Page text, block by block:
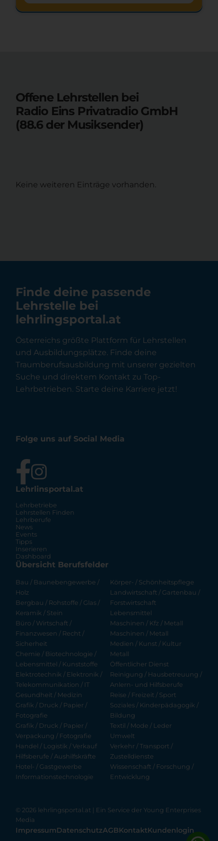
Offene Lehrstellen bei
Radio Eins Privatradio GmbH
(88.6 der Musiksender)
Keine weiteren Einträge vorhanden.
Finde deine passende
Lehrstelle bei
lehrlingsportal.at
Österreichs größte Plattform für Lehrstellen
und Ausbildungsplätze. Finde deine
Traumberufsausbildung mit unserer gezielten
Suche und direktem Kontakt zu Top-
Lehrbetrieben. Starte deine Karriere jetzt!
Folge uns auf Social Media
Lehrlinsportal.at
Lehrbetriebe
Lehrstellen Finden
Lehrberufe
News
Events
Tipps
Inserieren
Dashboard
Übersicht Berufsfelder
Bau / Baunebengewerbe /
Holz
Bergbau / Rohstoffe / Glas /
Keramik / Stein
Büro / Wirtschaft /
Finanzwesen / Recht /
Sicherheit
Chemie / Biotechnologie /
Lebensmittel / Kunststoffe
Elektrotechnik / Elektronik /
Telekommunikation / IT
Gesundheit / Medizin
Grafik / Druck / Papier /
Fotografie
Grafik / Druck / Papier /
Verpackung / Fotografie
Handel / Logistik / Verkauf
Hilfsberufe / Aushilfskräfte
Hotel- / Gastgewerbe
Informationstechnologie
Körper- / Schönheitspflege
Landwirtschaft / Gartenbau /
Forstwirtschaft
Lebensmittel
Maschinen / Kfz / Metall
Maschinen / Metall
Medien / Kunst / Kultur
Metall
Öffentlicher Dienst
Reinigung / Hausbetreuung /
Anlern- und Hilfsberufe
Reise / Freizeit / Sport
Soziales / Kinderpädagogik /
Bildung
Textil / Mode / Leder
Umwelt
Verkehr / Transport /
Zustelldienste
Wissenschaft / Forschung /
Entwicklung
© 2026 lehrlingsportal.at | Ein Service der Young Enterprises
Media
ImpressumDatenschutzAGBKontaktKundenlogin